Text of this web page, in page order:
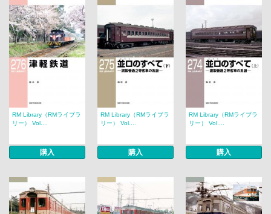
RM Library（RMライブラ
リー） Vol....
購入
RM Library（RMライブラ
リー） Vol....
購入
RM Library（RMライブラ
リー） Vol....
購入